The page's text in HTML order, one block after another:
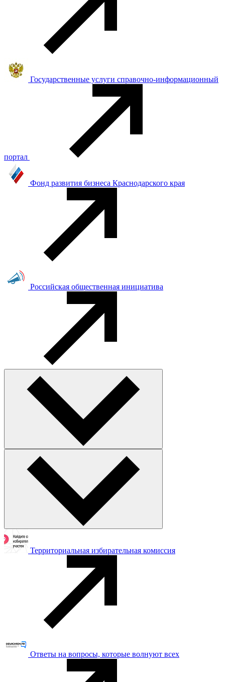
Государственные услуги справочно-информационный
портал
Фонд развития бизнеса Краснодарского края
Российская общественная инициатива
Территориальная избирательная комиссия
Ответы на вопросы, которые волнуют всех